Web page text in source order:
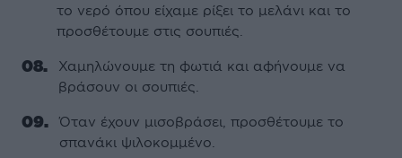
το νερό όπου είχαµε ρίξει το µελάνι και το
προσθέτουµε στις σουπιές.
Χαµηλώνουµε τη φωτιά και αφήνουµε να
βράσουν οι σουπιές.
Όταν έχουν µισοβράσει, προσθέτουµε το
σπανάκι ψιλοκοµµένο.